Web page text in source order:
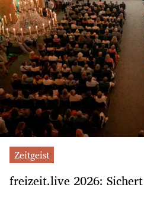
Zeitgeist
freizeit.live 2026: